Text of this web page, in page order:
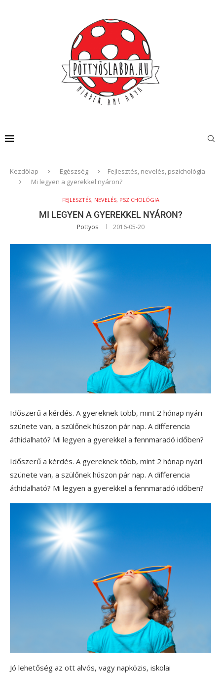
Kezdőlap Egészség
Fejlesztés, nevelés, pszichológia
Mi legyen a gyerekkel nyáron?
FEJLESZTÉS, NEVELÉS, PSZICHOLÓGIA
MI LEGYEN A GYEREKKEL NYÁRON?
Pottyos 2016-05-20
Időszerű a kérdés. A gyereknek több, mint 2 hónap nyári
szünete van, a szülőnek húszon pár nap. A differencia
áthidalható? Mi legyen a gyerekkel a fennmaradó időben?
Időszerű a kérdés. A gyereknek több, mint 2 hónap nyári
szünete van, a szülőnek húszon pár nap. A differencia
áthidalható? Mi legyen a gyerekkel a fennmaradó időben?
Jó lehetőség az ott alvós, vagy napközis, iskolai